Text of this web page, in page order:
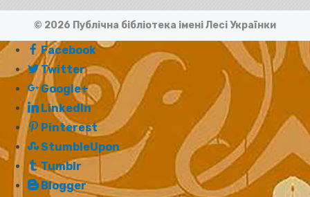
© 2026 Публічна бібліотека імені Лесі Українки
Facebook
Twitter
Google+
LinkedIn
Pinterest
StumbleUpon
Tumblr
Blogger